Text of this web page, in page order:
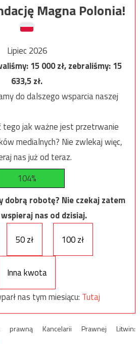
Magna Polonia!
Lipiec 2026
15 000zł, zebraliśmy:15
633,5zł.
do dalszego wsparcia naszej
tego jak ważne jest przetrwanie
medialnych? Nie zwlekaj więc,
nas już od teraz.
104%
dobrą robotę? Nie czekaj zatem
nas od dzisiaj.
50 zł 100 zł
Inna kwota
nas tym miesiącu: Tutaj
prawną Kancelarii Prawnej Litwin: